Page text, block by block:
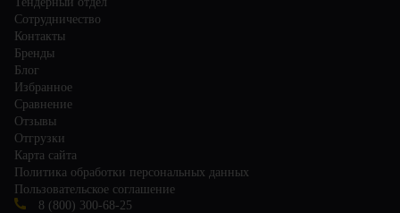
Сотрудничество
Контакты
Бренды
Блог
Избранное
Сравнение
Отзывы
Отгрузки
Карта сайта
Политика обработки персональных данных
Пользовательское соглашение
8 (800) 300-68-25